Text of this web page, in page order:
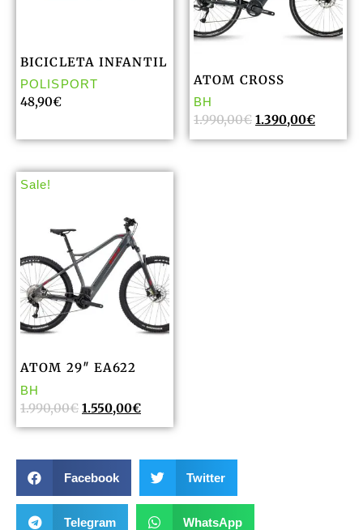
BICICLETA INFANTIL
POLISPORT
48,90€
ATOM CROSS
BH
1.990,00€ 1.390,00€
Sale!
ATOM 29″ EA622
BH
1.990,00€ 1.550,00€
Facebook Twitter
Telegram WhatsApp